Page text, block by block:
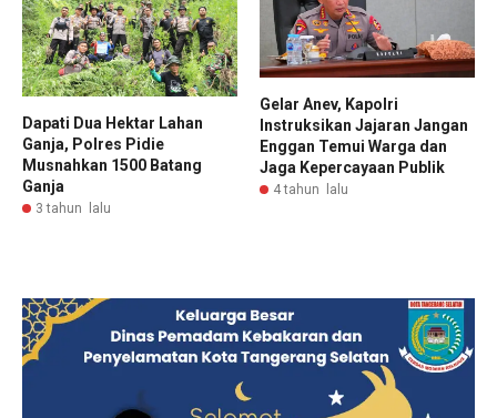
Dapati Dua Hektar Lahan
Ganja, Polres Pidie
Musnahkan 1500 Batang
Ganja
3 tahun lalu
Gelar Anev, Kapolri
Instruksikan Jajaran Jangan
Enggan Temui Warga dan
Jaga Kepercayaan Publik
4 tahun lalu